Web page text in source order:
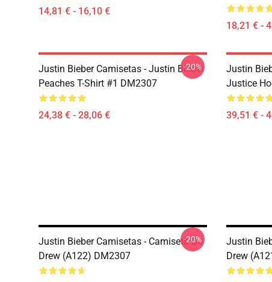
14,81 € - 16,10 €
18,21 € -
Justin Bieber Camisetas - Justin Bieber
Peaches T-Shirt #1 DM2307
24,38 € - 28,06 €
-20%
Justin
Justice
39,51 € -
Justin Bieber Camisetas - Camiseta De
Drew (A122) DM2307
-20%
Justin
Drew